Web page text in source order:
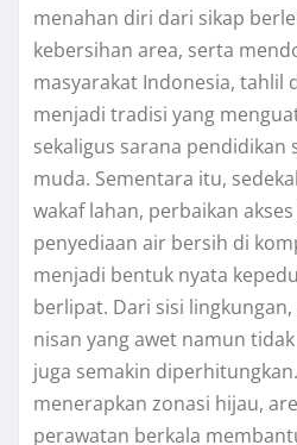
menahan diri dari sikap
kebersihan area, serta
masyarakat Indonesia, tahlil
menjadi tradisi yang
sekaligus sarana pendidikan
muda. Sementara itu,
wakaf lahan, perbaikan
penyediaan air bersih di
menjadi bentuk nyata
berlipat. Dari sisi
nisan yang awet namun
juga semakin
menerapkan zonasi hijau,
perawatan berkala